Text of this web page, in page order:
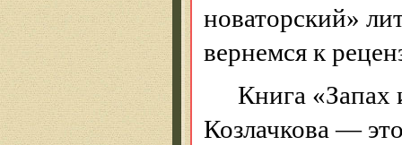
новаторский»
вернемся к
Книга «Запах
Козлачкова —